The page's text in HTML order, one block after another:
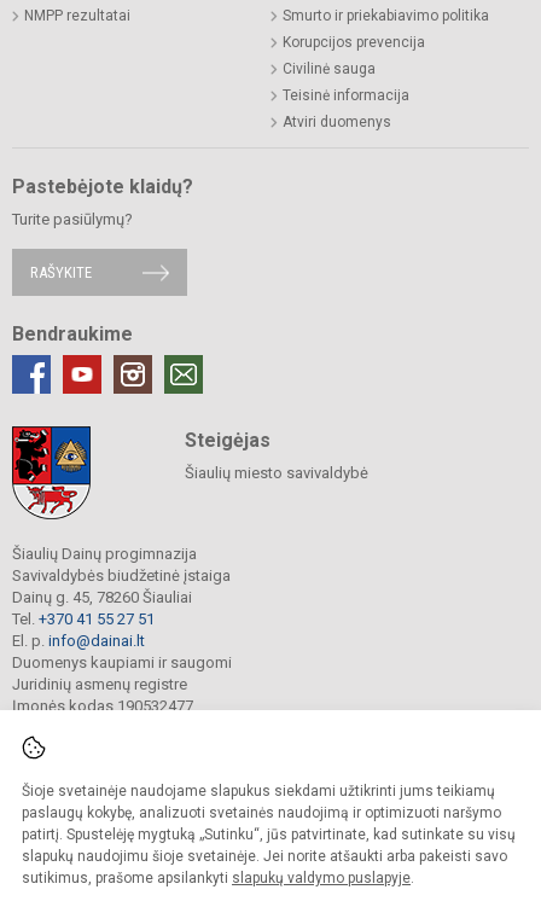
Šioje svetainėje naudojame slapukus siekdami užtikrinti jums teikiamų
paslaugų kokybę, analizuoti svetainės naudojimą ir optimizuoti naršymo
patirtį. Spustelėję mygtuką „Sutinku“, jūs patvirtinate, kad sutinkate su visų
slapukų naudojimu šioje svetainėje. Jei norite atšaukti arba pakeisti savo
sutikimus, prašome apsilankyti slapukų valdymo puslapyje.
NMPP rezultatai
Smurto ir priekabiavimo politika
Korupcijos prevencija
Civilinė sauga
Teisinė informacija
Atviri duomenys
Pastebėjote klaidų?
Turite pasiūlymų?
RAŠYKITE
Bendraukime
Steigėjas
Šiaulių miesto savivaldybė
Šiaulių Dainų progimnazija
Savivaldybės biudžetinė įstaiga
Dainų g. 45, 78260 Šiauliai
Tel. +370 41 55 27 51
El. p. info@dainai.lt
Duomenys kaupiami ir saugomi
Juridinių asmenų registre
Įmonės kodas 190532477
© 2023. Šiaulių Dainų progimnazija. Visos teisės saugomos.
Kopijuoti turinį be raštiško gimnazijos sutikimo griežtai draudžiama.
Prieinamumo paraiška Slapukų politika
Sumanus būdas atnaujinti